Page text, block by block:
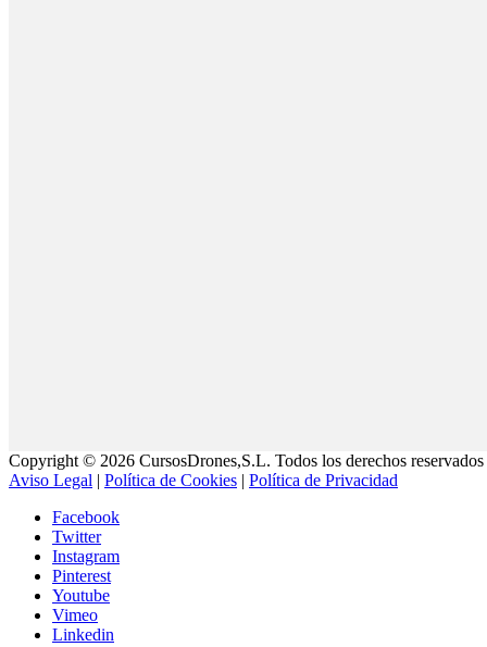
Copyright © 2026 CursosDrones,S.L. Todos los derechos reservados
Aviso Legal | Política de Cookies | Política de Privacidad
Facebook
Twitter
Instagram
Pinterest
Youtube
Vimeo
Linkedin